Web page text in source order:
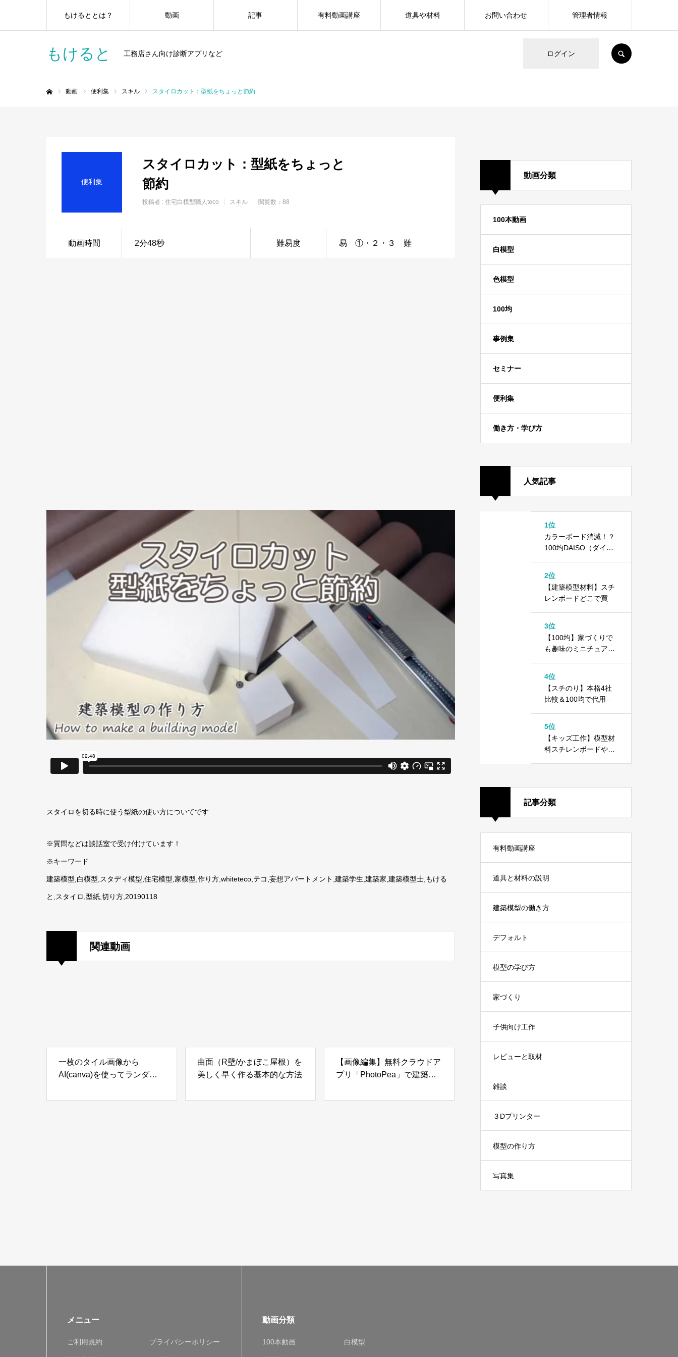
もけると 工務店さん向け診断アプリなど ログイン
もけるととは？ 動画 記事 有料動画講座 道具や材料 お問い合わせ 管理者情報
動画 便利集 スキル スタイロカット：型紙をちょっと節約
便利集
スタイロカット：型紙をちょっと
節約
投稿者 : 住宅白模型職人teco スキル 閲覧数：88
動画時間 2分48秒 難易度 易 ①・２・３ 難
スタイロを切る時に使う型紙の使い方についてです
※質問などは談話室で受け付けています！
※キーワード
建築模型,白模型,スタディ模型,住宅模型,家模型,作り方,whiteteco,テコ,妄想アパートメント,建築学生,建築家,建築模型士,もける
と,スタイロ,型紙,切り方,20190118
関連動画
一枚のタイル画像から
AI(canva)を使ってランダム
曲面（R壁/かまぼこ屋根）を
美しく早く作る基本的な方法
【画像編集】無料クラウドア
プリ「PhotoPea」で建築模
動画分類
100本動画
白模型
色模型
100均
事例集
セミナー
便利集
働き方・学び方
人気記事
1位
カラーボード消滅！？
100均DAISO（ダイソ
2位
【建築模型材料】スチ
レンボードどこで買え
3位
【100均】家づくりで
も趣味のミニチュアで
方
4位
【スチのり】本格4社
比較＆100均で代用で
5位
【キッズ工作】模型材
料スチレンボードや10
記事分類
有料動画講座
道具と材料の説明
建築模型の働き方
デフォルト
模型の学び方
家づくり
子供向け工作
レビューと取材
雑談
３Dプリンター
模型の作り方
写真集
メニュー
ご利用規約 プライバシーポリシー
動画分類
100本動画 白模型